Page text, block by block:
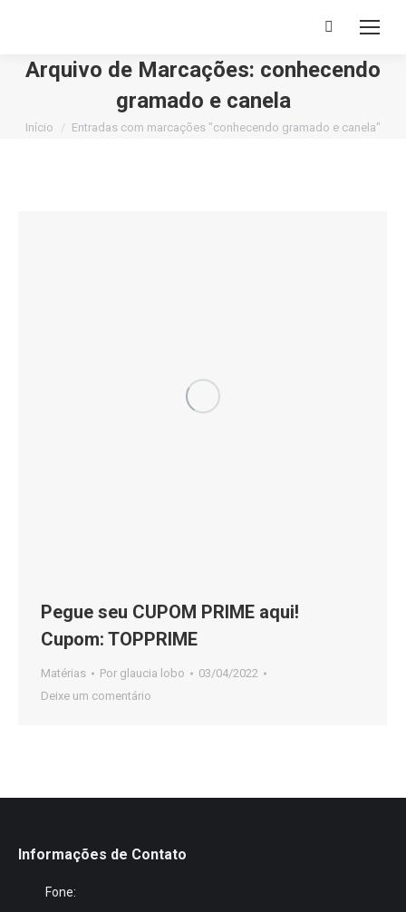
Buscar
Arquivo de Marcações: conhecendo
gramado e canela
Você está aqui:
Início Entradas com marcações "conhecendo gramado e canela"
Pegue seu CUPOM PRIME aqui!
Cupom: TOPPRIME
Matérias Por glaucia lobo
03/04/2022
Deixe um comentário
Informações de Contato
Fone: